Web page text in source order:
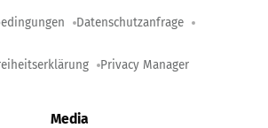
Datenschutzanfrage
Privacy Manager
Media